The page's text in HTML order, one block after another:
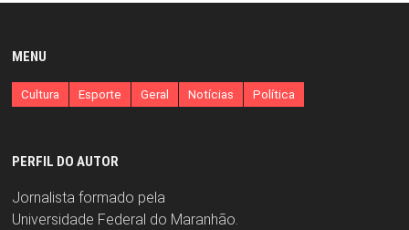
MENU
Cultura Esporte Geral Notícias Política
PERFIL DO AUTOR
Jornalista formado pela
Universidade Federal do Maranhão.